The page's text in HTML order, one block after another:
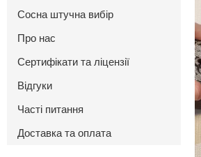
Сосна штучна вибір
Про нас
Сертифікати та ліцензії
Відгуки
Часті питання
Доставка та оплата